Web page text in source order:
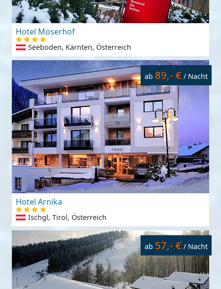
Hotel Moserhof
Seeboden, Kärnten, Österreich
ab 89,- € / Nacht
Hotel Arnika
Ischgl, Tirol, Österreich
ab 57,- € / Nacht